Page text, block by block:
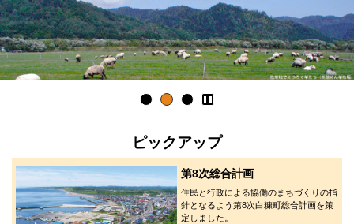
行
政
情
メ
ー
ジ
ピックアップ
第8次総合計画
住民と行政による協働のまちづくりの指
針となるよう第8次白糠町総合計画を策
定しました。